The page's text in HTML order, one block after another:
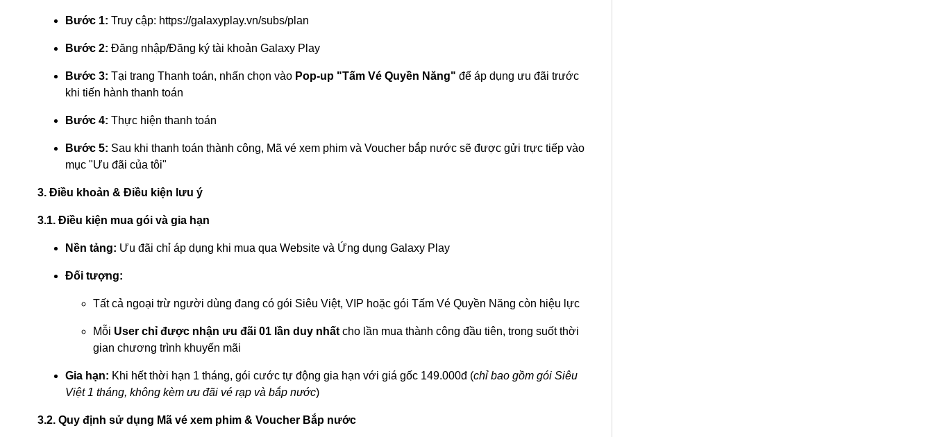
Bước 1: Truy cập: https://galaxyplay.vn/subs/plan
Bước 2: Đăng nhập/Đăng ký tài khoản Galaxy Play
Bước 3: Tại trang Thanh toán, nhấn chọn vào Pop-up "Tấm Vé Quyền Năng" để áp dụng ưu đãi trước
khi tiến hành thanh toán
Bước 4: Thực hiện thanh toán
Bước 5: Sau khi thanh toán thành công, Mã vé xem phim và Voucher bắp nước sẽ được gửi trực tiếp vào
mục "Ưu đãi của tôi"
3. Điều khoản & Điều kiện lưu ý
3.1. Điều kiện mua gói và gia hạn
Nền tảng: Ưu đãi chỉ áp dụng khi mua qua Website và Ứng dụng Galaxy Play
Đối tượng:
Tất cả ngoại trừ người dùng đang có gói Siêu Việt, VIP hoặc gói Tấm Vé Quyền Năng còn hiệu lực
Mỗi User chỉ được nhận ưu đãi 01 lần duy nhấtcho lần mua thành công đầu tiên, trong suốt thời
gian chương trình khuyến mãi
Gia hạn: Khi hết thời hạn 1 tháng, gói cước tự động gia hạn với giá gốc 149.000đ (chỉ bao gồm gói Siêu
Việt 1 tháng, không kèm ưu đãi vé rạp và bắp nước)
3.2. Quy định sử dụng Mã vé xem phim & Voucher Bắp nước